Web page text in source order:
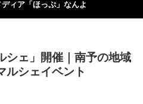
ィア「ほっぷ」なんよ
シェ」開催｜南予の地域
ルシェイベント